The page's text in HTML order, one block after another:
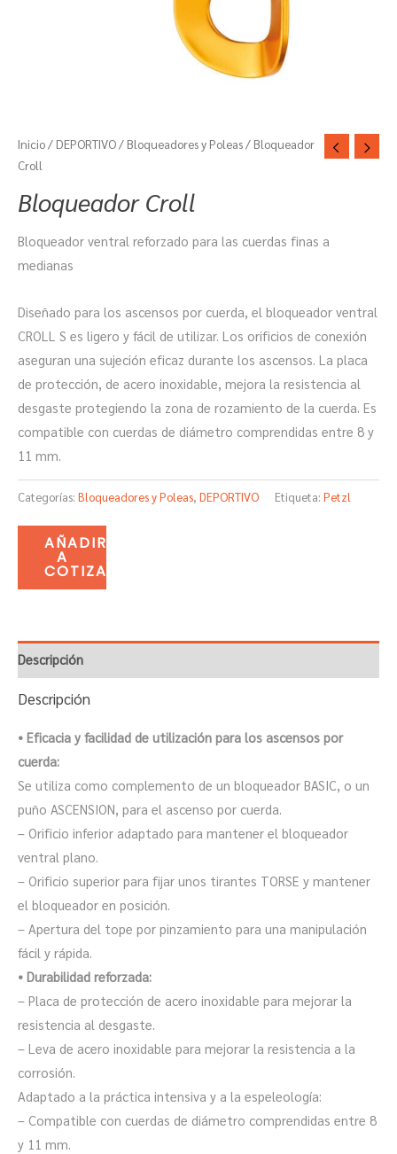
Inicio/ DEPORTIVO/ Bloqueadores y Poleas/ Bloqueador
Croll
Bloqueador Croll
Bloqueador ventral reforzado para las cuerdas finas a
medianas
Diseñado para los ascensos por cuerda, el bloqueador ventral
CROLL S es ligero y fácil de utilizar. Los orificios de conexión
aseguran una sujeción eficaz durante los ascensos. La placa
de protección, de acero inoxidable, mejora la resistencia al
desgaste protegiendo la zona de rozamiento de la cuerda. Es
compatible con cuerdas de diámetro comprendidas entre 8 y
11 mm.
Categorías: Bloqueadores y Poleas, DEPORTIVO Etiqueta: Petzl
AÑADIR
A
COTIZACIÓN
Descripción
Descripción
• Eficacia y facilidad de utilización para los ascensos por
cuerda:
Se utiliza como complemento de un bloqueador BASIC, o un
puño ASCENSION, para el ascenso por cuerda.
– Orificio inferior adaptado para mantener el bloqueador
ventral plano.
– Orificio superior para fijar unos tirantes TORSE y mantener
el bloqueador en posición.
– Apertura del tope por pinzamiento para una manipulación
fácil y rápida.
• Durabilidad reforzada:
– Placa de protección de acero inoxidable para mejorar la
resistencia al desgaste.
– Leva de acero inoxidable para mejorar la resistencia a la
corrosión.
Adaptado a la práctica intensiva y a la espeleología:
– Compatible con cuerdas de diámetro comprendidas entre 8
y 11 mm.